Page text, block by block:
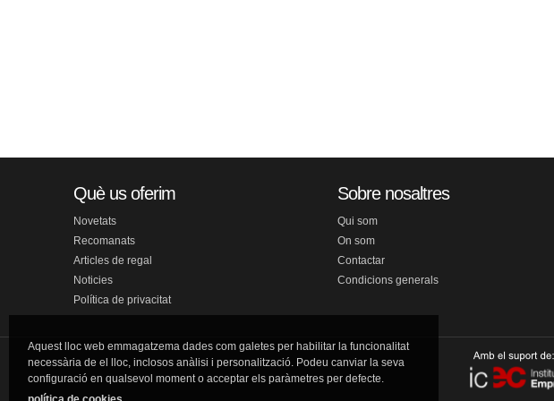
Què us oferim
Novetats
Recomanats
Articles de regal
Noticies
Política de privacitat
Sobre nosaltres
Qui som
On som
Contactar
Condicions generals
Aquest lloc web emmagatzema dades com galetes per habilitar la funcionalitat
necessària de el lloc, inclosos anàlisi i personalització. Podeu canviar la seva
configuració en qualsevol moment o acceptar els paràmetres per defecte.